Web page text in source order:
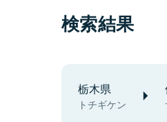
検索結果
栃木県
トチギケン